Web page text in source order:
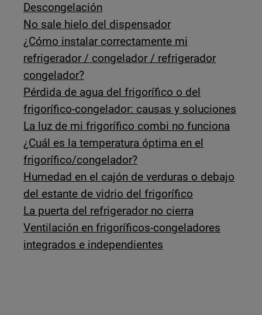
Descongelación
No sale hielo del dispensador
¿Cómo instalar correctamente mi
refrigerador / congelador / refrigerador
congelador?
Pérdida de agua del frigorífico o del
frigorífico-congelador: causas y soluciones
La luz de mi frigorífico combi no funciona
¿Cuál es la temperatura óptima en el
frigorífico/congelador?
Humedad en el cajón de verduras o debajo
del estante de vidrio del frigorífico
La puerta del refrigerador no cierra
Ventilación en frigoríficos-congeladores
integrados e independientes